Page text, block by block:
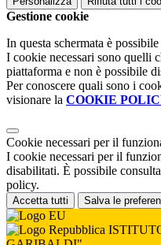
Gestione cookie
In questa schermata è
I cookie necessari sono quelli
piattaforma e non è possibile
Per conoscere quali sono i
visionare la COOKIE
Cookie necessari per il
I cookie necessari per il
disabilitati. È possibile
policy.
Accetta tutti Salva le